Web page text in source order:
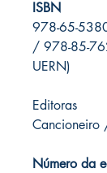
ISBN
978-65-
/ 978-85-
UERN)
Editoras
Cancioneiro
Número da